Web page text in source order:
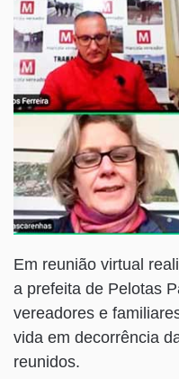
Em reunião virtual
a prefeita de Pelotas
vereadores e
vida em decorrência
reunidos.